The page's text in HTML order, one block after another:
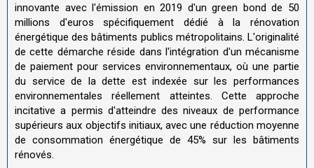
innovante avec l'émission en 2019 d'un green bond de 50
millions d'euros spécifiquement dédié à la rénovation
énergétique des bâtiments publics métropolitains. L'originalité
de cette démarche réside dans l'intégration d'un mécanisme
de paiement pour services environnementaux, où une partie
du service de la dette est indexée sur les performances
environnementales réellement atteintes. Cette approche
incitative a permis d'atteindre des niveaux de performance
supérieurs aux objectifs initiaux, avec une réduction moyenne
de consommation énergétique de 45% sur les bâtiments
rénovés.